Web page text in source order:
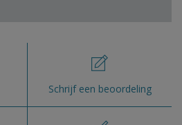
Schrijf een beoordeling